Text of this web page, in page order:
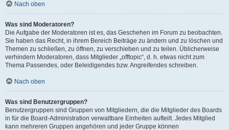
Nach oben
Was sind Moderatoren?
Die Aufgabe der Moderatoren ist es, das Geschehen im Forum zu beobachten.
Sie haben das Recht, in ihrem Bereich Beiträge zu ändern und zu löschen und
Themen zu schließen, zu öffnen, zu verschieben und zu teilen. Üblicherweise
verhindern Moderatoren, dass Mitglieder „offtopic“, d. h. etwas nicht zum
Thema Passendes, oder Beleidigendes bzw. Angreifendes schreiben.
Nach oben
Was sind Benutzergruppen?
Benutzergruppen sind Gruppen von Mitgliedern, die die Mitglieder des Boards
in für die Board-Administration verwaltbare Einheiten aufteilt. Jedes Mitglied
kann mehreren Gruppen angehören und jeder Gruppe können